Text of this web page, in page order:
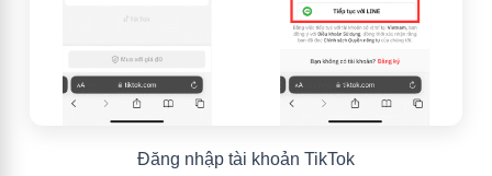
Đăng nhập tài khoản TikTok